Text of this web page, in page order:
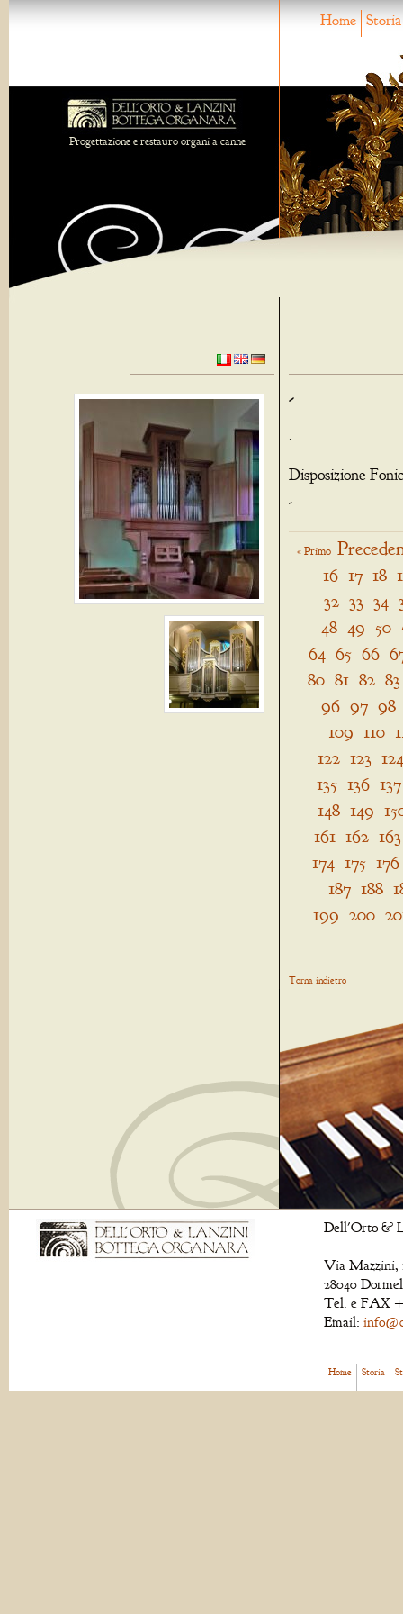
Home Storia
Progettazione e restauro organi a canne
-
.
Disposizione
-
« Primo
16 17 18
32 33 34
48 49 50
64 65 66
80 81 82 83
96 97 98
109 110
122 123 124
135 136 137
148 149
161 162 163
174 175 176
187 188
199 200
Torna indietro
Dell'Orto &
Via Mazzini,
28040
Tel. e FAX
Email:
Home Storia